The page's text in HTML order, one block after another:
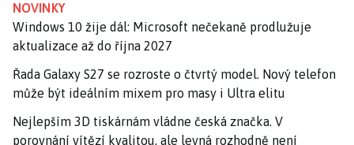
NOVINKY
Windows 10 žije dál: Microsoft nečekaně prodlužuje
aktualizace až do října 2027
Řada Galaxy S27 se rozroste o čtvrtý model. Nový telefon
může být ideálním mixem pro masy i Ultra elitu
Nejlepším 3D tiskárnám vládne česká značka. V
porovnání vítězí kvalitou, ale levná rozhodně není